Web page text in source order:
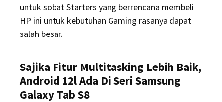
untuk sobat Starters yang berrencana membeli
HP ini untuk kebutuhan Gaming rasanya dapat
salah besar.
Sajika Fitur Multitasking Lebih Baik,
Android 12l Ada Di Seri Samsung
Galaxy Tab S8